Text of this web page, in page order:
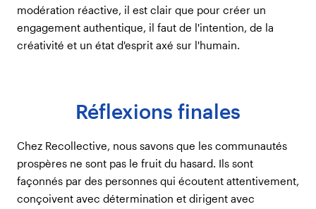
modération réactive, il est clair que pour créer un
engagement authentique, il faut de l'intention, de la
créativité et un état d'esprit axé sur l'humain.
Réflexions finales
Chez Recollective, nous savons que les communautés
prospères ne sont pas le fruit du hasard. Ils sont
façonnés par des personnes qui écoutent attentivement,
conçoivent avec détermination et dirigent avec